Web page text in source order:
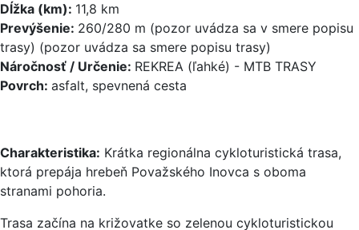
Dĺžka (km): 11,8 km
Prevýšenie: 260/280 m (pozor uvádza sa v smere popisu
trasy) (pozor uvádza sa smere popisu trasy)
Náročnosť / Určenie: REKREA (ľahké) - MTB TRASY
Povrch: asfalt, spevnená cesta
Charakteristika: Krátka regionálna cykloturistická trasa,
ktorá prepája hrebeň Považského Inovca s oboma
stranami pohoria.
Trasa začína na križovatke so zelenou cykloturistickou